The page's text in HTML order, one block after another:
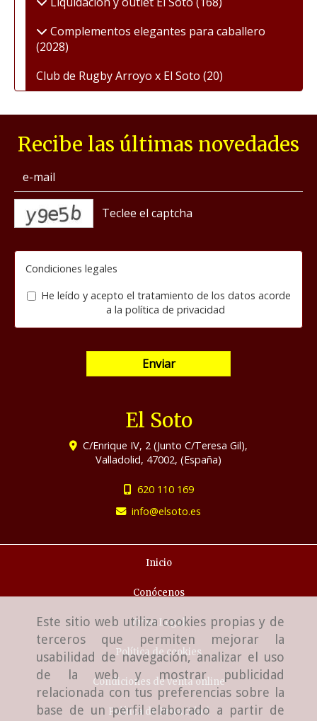
Este sitio web utiliza cookies propias y de
terceros que permiten mejorar la
usabilidad de navegación, analizar el uso
de la web y mostrar publicidad
relacionada con tus preferencias sobre la
base de un perfil elaborado a partir de
Complementos elegantes para caballero
(2028)
Club de Rugby Arroyo x El Soto (20)
Recibe las últimas novedades
Condiciones legales
He leído y acepto el tratamiento de los datos acorde
a la política de privacidad
Enviar
El Soto
C/Enrique IV, 2 (Junto C/Teresa Gil),
Valladolid, 47002, (España)
620 110 169
info
elsoto.es
Inicio
Conócenos
Aviso Legal
Política de cookies
Condiciones de venta online
Política de Privacidad